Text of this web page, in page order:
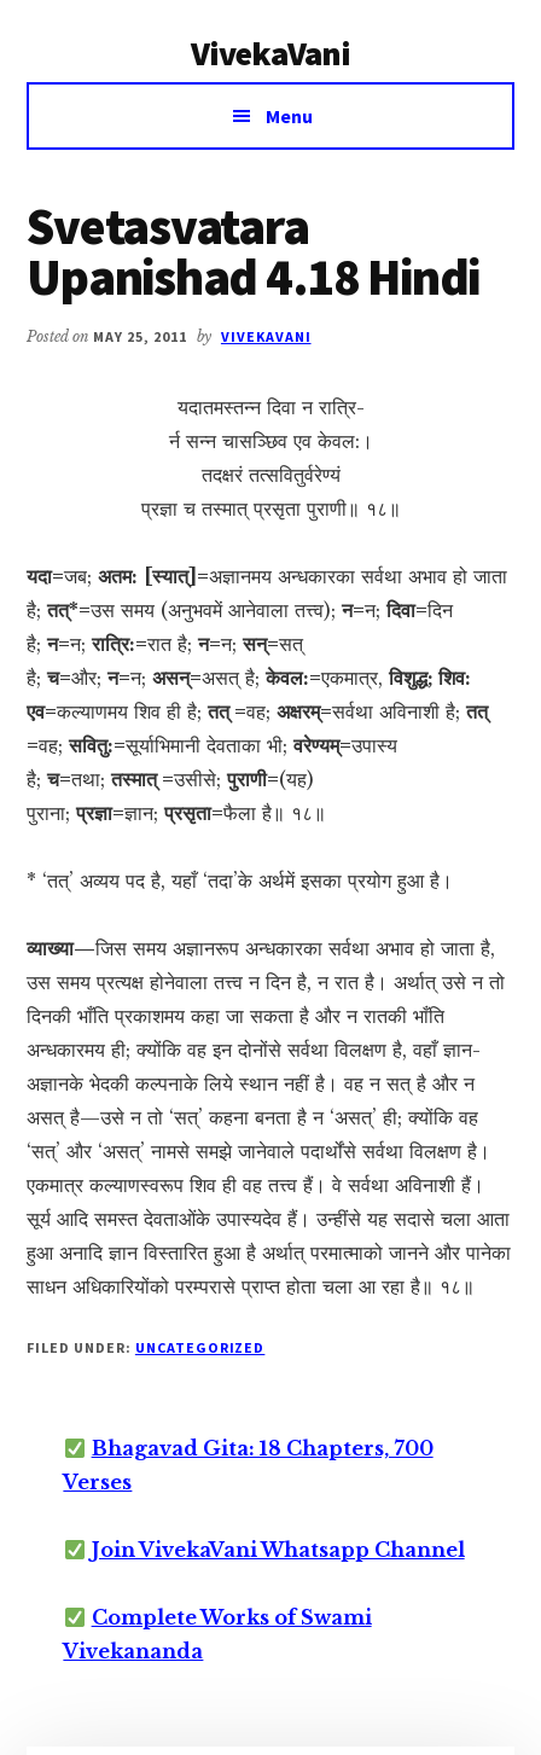
VivekaVani
Voice
Vivekananda
Menu
Svetasvatara
Upanishad 4.18 Hindi
Posted on MAY 25, 2011 by VIVEKAVANI
यदातमस्तन्न दिवा न रात्रि-
र्न सन्न चासञ्छिव एव केवल:।
तदक्षरं तत्सवितुर्वरेण्यं
प्रज्ञा च तस्मात् प्रसृता पुराणी॥ १८॥
यदा=जब;अतम: [स्यात्]=अज्ञानमय अन्धकारका सर्वथा अभाव हो जाता
है;तत्*=उस समय (अनुभवमें आनेवाला तत्त्व);न=न;दिवा=दिन
है;न=न;रात्रि:=रात है;न=न;सन्=सत्
है;च=और;न=न;असन्=असत् है;केवल:=एकमात्र,विशुद्ध; शिव:
एव=कल्याणमय शिव ही है;तत् =वह;अक्षरम्=सर्वथा अविनाशी है;तत्
=वह;सवितु:=सूर्याभिमानी देवताका भी;वरेण्यम्=उपास्य
है;च=तथा;तस्मात् =उसीसे;पुराणी=(यह)
पुराना;प्रज्ञा=ज्ञान;प्रसृता=फैला है॥ १८॥
* ‘तत्’ अव्यय पद है, यहाँ ‘तदा’के अर्थमें इसका प्रयोग हुआ है।
व्याख्या—जिस समय अज्ञानरूप अन्धकारका सर्वथा अभाव हो जाता है,
उस समय प्रत्यक्ष होनेवाला तत्त्व न दिन है, न रात है। अर्थात् उसे न तो
दिनकी भाँति प्रकाशमय कहा जा सकता है और न रातकी भाँति
अन्धकारमय ही; क्योंकि वह इन दोनोंसे सर्वथा विलक्षण है, वहाँ ज्ञान-
अज्ञानके भेदकी कल्पनाके लिये स्थान नहीं है। वह न सत् है और न
असत् है—उसे न तो ‘सत्’ कहना बनता है न ‘असत्’ ही; क्योंकि वह
‘सत्’ और ‘असत्’ नामसे समझे जानेवाले पदार्थोंसे सर्वथा विलक्षण है।
एकमात्र कल्याणस्वरूप शिव ही वह तत्त्व हैं। वे सर्वथा अविनाशी हैं।
सूर्य आदि समस्त देवताओंके उपास्यदेव हैं। उन्हींसे यह सदासे चला आता
हुआ अनादि ज्ञान विस्तारित हुआ है अर्थात् परमात्माको जानने और पानेका
साधन अधिकारियोंको परम्परासे प्राप्त होता चला आ रहा है॥ १८॥
FILED UNDER: UNCATEGORIZED
Bhagavad Gita: 18 Chapters, 700
Verses
Join VivekaVani Whatsapp Channel
Complete Works of Swami
Vivekananda